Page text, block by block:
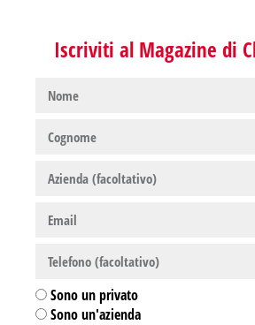
Iscriviti al Magazine di
Sono un privato
Sono un'azienda